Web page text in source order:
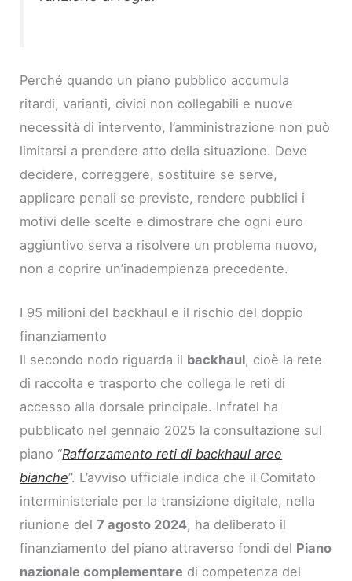
Perché quando un piano pubblico accumula
ritardi, varianti, civici non collegabili e nuove
necessità di intervento, l’amministrazione non può
limitarsi a prendere atto della situazione. Deve
decidere, correggere, sostituire se serve,
applicare penali se previste, rendere pubblici i
motivi delle scelte e dimostrare che ogni euro
aggiuntivo serva a risolvere un problema nuovo,
non a coprire un’inadempienza precedente.
I 95 milioni del backhaul e il rischio del doppio
finanziamento
Il secondo nodo riguarda il backhaul, cioè la rete
di raccolta e trasporto che collega le reti di
accesso alla dorsale principale. Infratel ha
pubblicato nel gennaio 2025 la consultazione sul
piano “Rafforzamento reti di backhaul aree
bianche”. L’avviso ufficiale indica che il Comitato
interministeriale per la transizione digitale, nella
riunione del7 agosto 2024, ha deliberato il
finanziamento del piano attraverso fondi del Piano
nazionale complementare di competenza del